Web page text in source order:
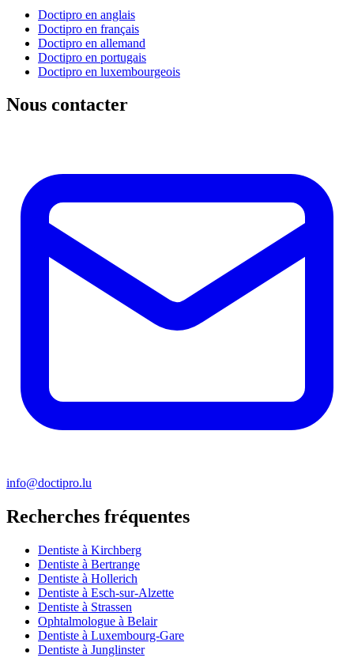
Doctipro en anglais
Doctipro en français
Doctipro en allemand
Doctipro en portugais
Doctipro en luxembourgeois
Nous contacter
info@doctipro.lu
Recherches fréquentes
Dentiste à Kirchberg
Dentiste à Bertrange
Dentiste à Hollerich
Dentiste à Esch-sur-Alzette
Dentiste à Strassen
Ophtalmologue à Belair
Dentiste à Luxembourg-Gare
Dentiste à Junglinster